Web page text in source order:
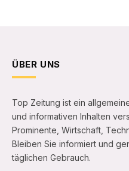
ÜBER UNS
Top Zeitung ist ein
und informativen Inhalten
Prominente, Wirtschaft,
Bleiben Sie informiert und
täglichen Gebrauch.